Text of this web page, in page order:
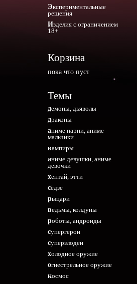
Экспериментальные
решения
Изделия с ограничением
18+
Корзина
пока что пуст
Темы
демоны, дьяволы
драконы
аниме парни, аниме
мальчики
вампиры
аниме девушки, аниме
девочки
хентай, этти
сёдзе
рыцари
ведьмы, колдуны
роботы, андроиды
супергерои
суперзлодеи
холодное оружие
огнестрельное оружие
космос